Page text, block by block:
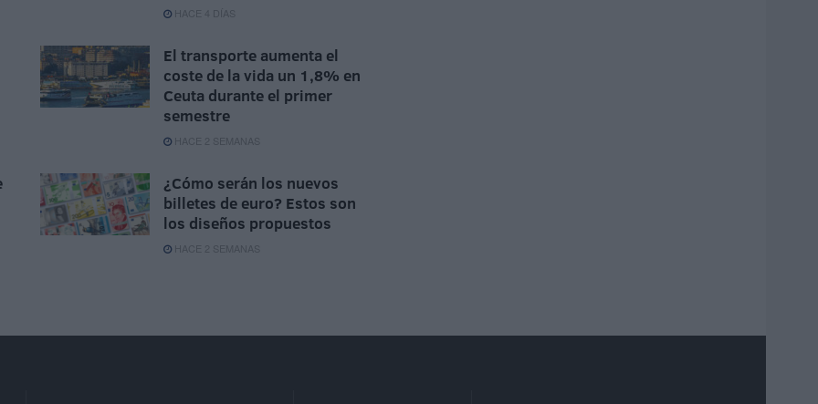
HACE 4 DÍAS
El transporte aumenta el
coste de la vida un 1,8% en
Ceuta durante el primer
semestre
HACE 2 SEMANAS
¿Cómo serán los nuevos
billetes de euro? Estos son
los diseños propuestos
HACE 2 SEMANAS